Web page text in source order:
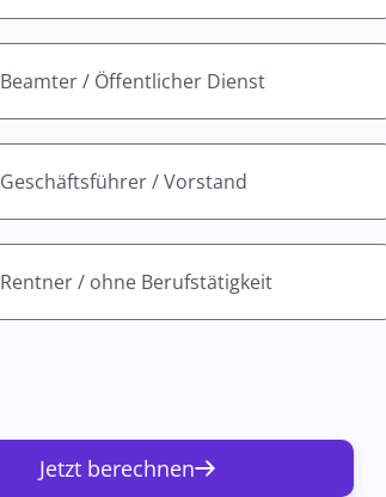
Beamter / Öffentlicher Dienst
Geschäftsführer / Vorstand
Rentner / ohne Berufstätigkeit
Jetzt berechnen